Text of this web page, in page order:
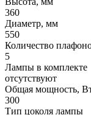
360
Диаметр, мм
550
Количество
5
Лампы в комплекте
отсутствуют
Общая мощность,
300
Тип цоколя лампы